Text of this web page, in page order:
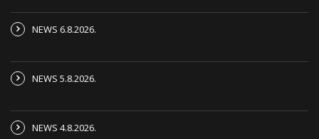
NEWS 6.8.2026.
NEWS 5.8.2026.
NEWS 4.8.2026.